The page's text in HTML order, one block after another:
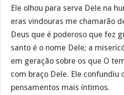
Ele olhou para serva Dele na
eras vindouras me chamarão
Deus que é poderoso que fez
santo é o nome Dele; a
em geração sobre os que O
com braço Dele. Ele confundiu
pensamentos mais íntimos.